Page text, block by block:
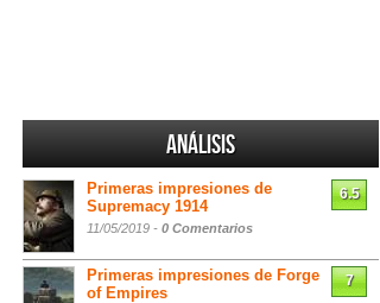
Análisis
Primeras impresiones de
Supremacy 1914
11/05/2019 - 0 Comentarios
6.5
Primeras impresiones de Forge
of Empires
7